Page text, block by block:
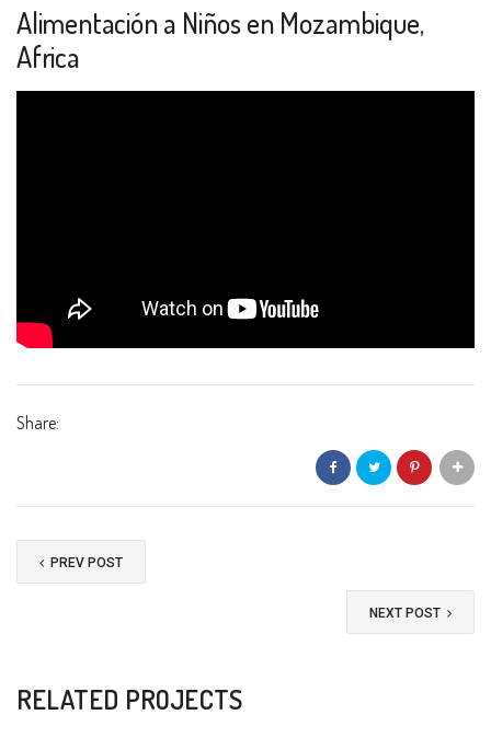
Alimentación a Niños en Mozambique,
Africa
Share:
PREV POST
NEXT POST
RELATED PROJECTS